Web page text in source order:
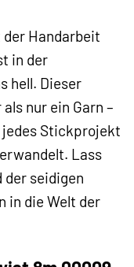
Handarbeit
in der
hell. Dieser
nur ein Garn –
Stickprojekt
Lass
der seidigen
in die Welt der